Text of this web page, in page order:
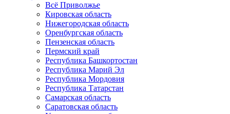
Всё Приволжье
Кировская область
Нижегородская область
Оренбургская область
Пензенская область
Пермский край
Республика Башкортостан
Республика Марий Эл
Республика Мордовия
Республика Татарстан
Самарская область
Саратовская область